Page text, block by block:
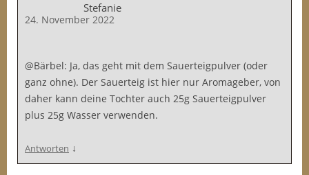
Stefanie
24. November 2022
@Bärbel: Ja, das geht mit dem Sauerteigpulver (oder
ganz ohne). Der Sauerteig ist hier nur Aromageber, von
daher kann deine Tochter auch 25g Sauerteigpulver
plus 25g Wasser verwenden.
Antworten ↓